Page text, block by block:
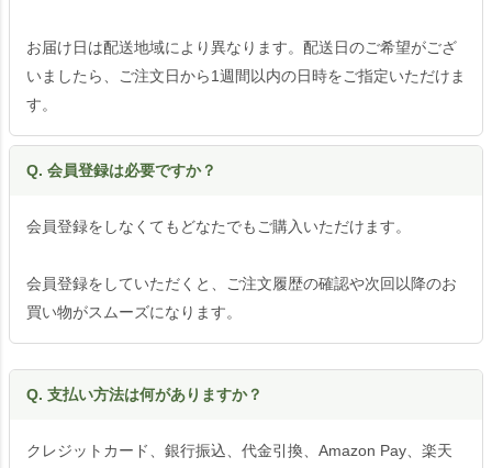
お届け日は配送地域により異なります。配送日のご希望がござ
いましたら、ご注文日から1週間以内の日時をご指定いただけま
す。
Q. 会員登録は必要ですか？
会員登録をしなくてもどなたでもご購入いただけます。
会員登録をしていただくと、ご注文履歴の確認や次回以降のお
買い物がスムーズになります。
Q. 支払い方法は何がありますか？
クレジットカード、銀行振込、代金引換、Amazon Pay、楽天